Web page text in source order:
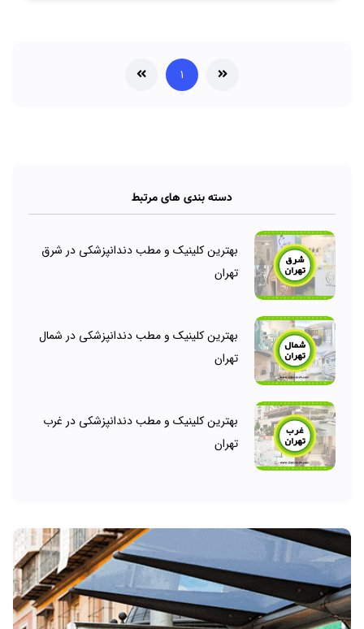
۱
دسته بندی های مرتبط
بهترین کلینیک و مطب دندانپزشکی در شرق
تهران
بهترین کلینیک و مطب دندانپزشکی در شمال
تهران
بهترین کلینیک و مطب دندانپزشکی در غرب
تهران